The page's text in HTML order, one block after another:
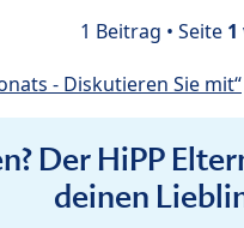
1 Beitrag • Seite 1
- Diskutieren Sie mit“
Der HiPP
deinen